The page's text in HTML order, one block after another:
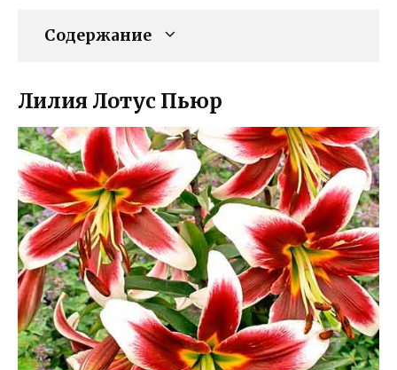
Содержание
Лилия Лотус Пьюр